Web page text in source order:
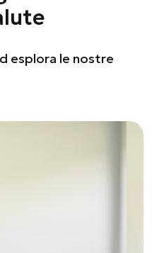
esplora le nostre